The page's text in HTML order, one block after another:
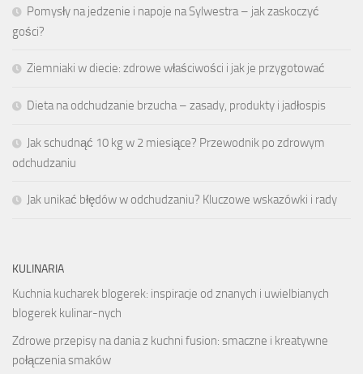
Pomysły na jedzenie i napoje na Sylwestra – jak zaskoczyć
gości?
Ziemniaki w diecie: zdrowe właściwości i jak je przygotować
Dieta na odchudzanie brzucha – zasady, produkty i jadłospis
Jak schudnąć 10 kg w 2 miesiące? Przewodnik po zdrowym
odchudzaniu
Jak unikać błędów w odchudzaniu? Kluczowe wskazówki i rady
KULINARIA
Kuchnia kucharek blogerek: inspiracje od znanych i uwielbianych
blogerek kulinar-nych
Zdrowe przepisy na dania z kuchni fusion: smaczne i kreatywne
połączenia smaków